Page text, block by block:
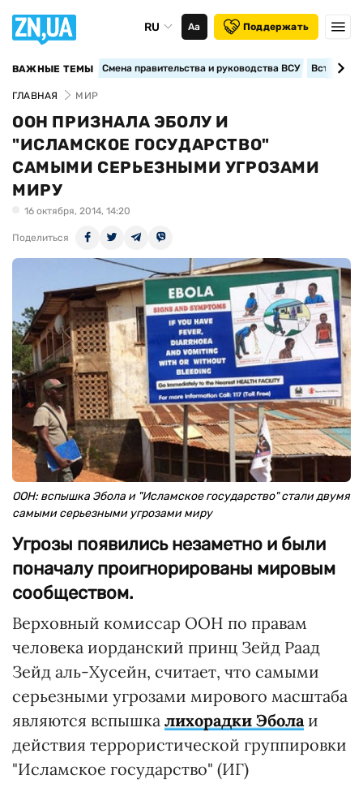
RU Аа Поддержать
ВАЖНЫЕ ТЕМЫ Смена правительства и руководства ВСУ
ГЛАВНАЯ МИР
ООН ПРИЗНАЛА ЭБОЛУ И
"ИСЛАМСКОЕ ГОСУДАРСТВО"
САМЫМИ СЕРЬЕЗНЫМИ УГРОЗАМИ
МИРУ
16 октября, 2014, 14:20
Поделиться
ООН: вспышка Эбола и "Исламское государство" стали двумя
самыми серьезными угрозами миру
Угрозы появились незаметно и были
поначалу проигнорированы мировым
сообществом.
Верховный комиссар ООН по правам
человека иорданский принц Зейд Раад
Зейд аль-Хусейн, считает, что самыми
серьезными угрозами мирового масштаба
являются вспышка лихорадки Эболаи
действия террористической группировки
"Исламское государство" (ИГ)